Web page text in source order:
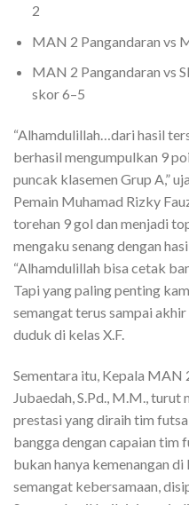
2
MAN 2 Pangandaran vs
MAN 2 Pangandaran vs
skor 6–5
“Alhamdulillah…dari hasil
berhasil mengumpulkan 9
puncak klasemen Grup A,”
Pemain Muhamad Rizky
torehan 9 gol dan menjadi
mengaku senang dengan
“Alhamdulillah bisa cetak
Tapi yang paling penting
semangat terus sampai
duduk di kelas X.F.
Sementara itu, Kepala MAN
Jubaedah, S.Pd., M.M.,
prestasi yang diraih tim
bangga dengan capaian tim
bukan hanya kemenangan
semangat kebersamaan,